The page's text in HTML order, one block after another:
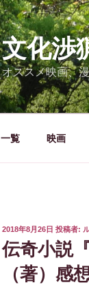
文化渉
オススメ映画、
一覧 映画
投
稿
日:
2018年8月26日 投稿者:
伝奇小説
（著）